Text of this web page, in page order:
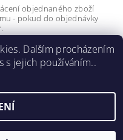
objednaného zboží
- pokud do objednávky
popsáno v části
od kupní smlouvy.
práva vyhrazena
Dalším procházením
s jejich používáním..